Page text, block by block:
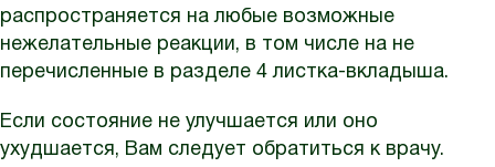
распространяется на любые возможные
нежелательные реакции, в том числе на не
перечисленные в разделе 4 листка-вкладыша.
Если состояние не улучшается или оно
ухудшается, Вам следует обратиться к врачу.